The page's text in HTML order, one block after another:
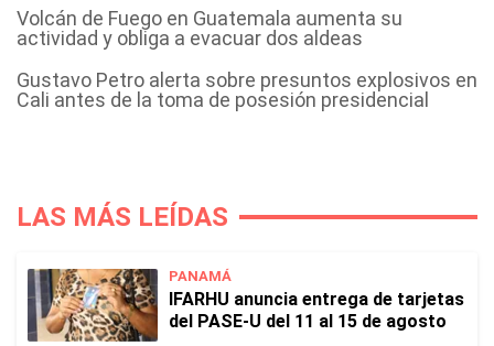
Volcán de Fuego en Guatemala aumenta su
actividad y obliga a evacuar dos aldeas
Gustavo Petro alerta sobre presuntos explosivos en
Cali antes de la toma de posesión presidencial
LAS MÁS LEÍDAS
PANAMÁ
IFARHU anuncia entrega de tarjetas
del PASE-U del 11 al 15 de agosto